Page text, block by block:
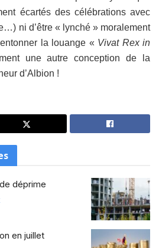
écartés des célébrations avec
ni d’être « lynché » moralement
la louange « Vivat Rex in
une autre conception de la
d’Albion !
déprime
en juillet